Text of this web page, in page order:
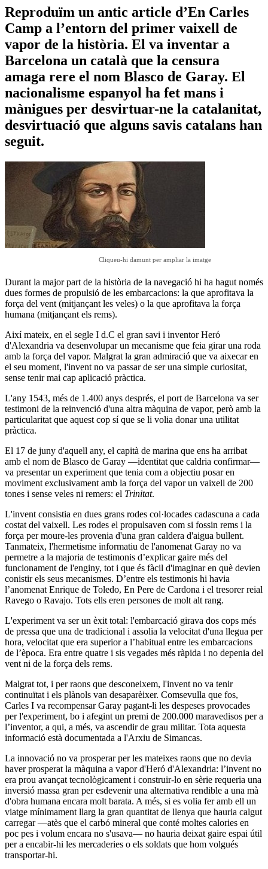
Reproduïm un antic article d’En Carles
Camp a l’entorn del primer vaixell de
vapor de la història. El va inventar a
Barcelona un català que la censura
amaga rere el nom Blasco de Garay. El
nacionalisme espanyol ha fet mans i
mànigues per desvirtuar-ne la catalanitat,
desvirtuació que alguns savis catalans han
seguit.
Cliqueu-hi damunt per ampliar la imatge
Durant la major part de la història de la navegació hi ha hagut només
dues formes de propulsió de les embarcacions: la que aprofitava la
força del vent (mitjançant les veles) o la que aprofitava la força
humana (mitjançant els rems).
Així mateix, en el segle I d.C el gran savi i inventor Heró
d'Alexandria va desenvolupar un mecanisme que feia girar una roda
amb la força del vapor. Malgrat la gran admiració que va aixecar en
el seu moment, l'invent no va passar de ser una simple curiositat,
sense tenir mai cap aplicació pràctica.
L'any 1543, més de 1.400 anys després, el port de Barcelona va ser
testimoni de la reinvenció d'una altra màquina de vapor, però amb la
particularitat que aquest cop sí que se li volia donar una utilitat
pràctica.
El 17 de juny d'aquell any, el capità de marina que ens ha arribat
amb el nom de Blasco de Garay ―identitat que caldria confirmar―
va presentar un experiment que tenia com a objectiu posar en
moviment exclusivament amb la força del vapor un vaixell de 200
tones i sense veles ni remers: el Trinitat.
L'invent consistia en dues grans rodes col·locades cadascuna a cada
costat del vaixell. Les rodes el propulsaven com si fossin rems i la
força per moure-les provenia d'una gran caldera d'aigua bullent.
Tanmateix, l'hermetisme informatiu de l'anomenat Garay no va
permetre a la majoria de testimonis d’explicar gaire més del
funcionament de l'enginy, tot i que és fàcil d'imaginar en què devien
conistir els seus mecanismes. D’entre els testimonis hi havia
l’anomenat Enrique de Toledo, En Pere de Cardona i el tresorer reial
Ravego o Ravajo. Tots ells eren persones de molt alt rang.
L'experiment va ser un èxit total: l'embarcació girava dos cops més
de pressa que una de tradicional i assolia la velocitat d'una llegua per
hora, velocitat que era superior a l’habitual entre les embarcacions
de l’època. Era entre quatre i sis vegades més ràpida i no depenia del
vent ni de la força dels rems.
Malgrat tot, i per raons que desconeixem, l'invent no va tenir
continuïtat i els plànols van desaparèixer. Comsevulla que fos,
Carles I va recompensar Garay pagant-li les despeses provocades
per l'experiment, bo i afegint un premi de 200.000 maravedisos per a
l’inventor, a qui, a més, va ascendir de grau militar. Tota aquesta
informació està documentada a l'Arxiu de Simancas.
La innovació no va prosperar per les mateixes raons que no devia
haver prosperat la màquina a vapor d'Heró d'Alexandria: l’invent no
era prou avançat tecnològicament i construir-lo en sèrie requeria una
inversió massa gran per esdevenir una alternativa rendible a una mà
d'obra humana encara molt barata. A més, si es volia fer amb ell un
viatge mínimament llarg la gran quantitat de llenya que hauria calgut
carregar ―atès que el carbó mineral que conté moltes calories en
poc pes i volum encara no s'usava― no hauria deixat gaire espai útil
per a encabir-hi les mercaderies o els soldats que hom volgués
transportar-hi.